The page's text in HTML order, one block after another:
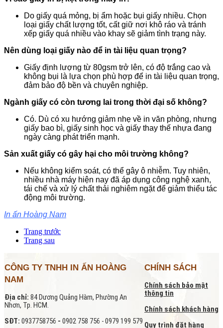
Do giấy quá mỏng, bị ẩm hoặc bụi giấy nhiều. Chọn
loại giấy chất lượng tốt, cất giữ nơi khô ráo và tránh
xếp giấy quá nhiều vào khay sẽ giảm tình trạng này.
Nên dùng loại giấy nào để in tài liệu quan trọng?
Giấy định lượng từ 80gsm trở lên, có độ trắng cao và
không bụi là lựa chọn phù hợp để in tài liệu quan trọng,
đảm bảo độ bền và chuyên nghiệp.
Ngành giấy có còn tương lai trong thời đại số không?
Có. Dù có xu hướng giảm nhẹ về in văn phòng, nhưng
giấy bao bì, giấy sinh học và giấy thay thế nhựa đang
ngày càng phát triển mạnh.
Sản xuất giấy có gây hại cho môi trường không?
Nếu không kiểm soát, có thể gây ô nhiễm. Tuy nhiên,
nhiều nhà máy hiện nay đã áp dụng công nghệ xanh,
tái chế và xử lý chất thải nghiêm ngặt để giảm thiểu tác
động môi trường.
In ấn Hoàng Nam
Trang trước
Trang sau
CÔNG TY TNHH IN ẤN HOÀNG
NAM
Địa chỉ: 84 Dương Quảng Hàm, Phường An
Nhơn, Tp. HCM.
SĐT: 0937758756 - 0902 758 756 - 0979 199 579
CHÍNH SÁCH
Chính sách bảo mật
thông tin
Chính sách khách hàng
Quy trình đặt hàng